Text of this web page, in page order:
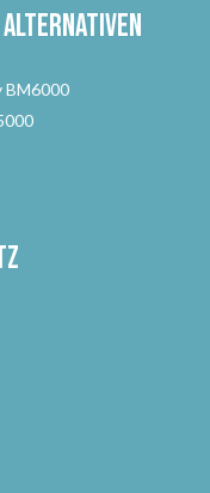
Alternativen
BM6000